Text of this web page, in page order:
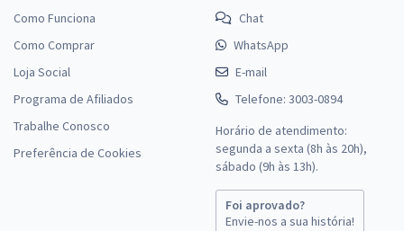
Como Funciona
Como Comprar
Loja Social
Programa de Afiliados
Trabalhe Conosco
Preferência de Cookies
Chat
WhatsApp
E-mail
Telefone: 3003-0894
Horário de atendimento:
segunda a sexta (8h às 20h),
sábado (9h às 13h).
Foi aprovado?
Envie-nos a sua história!